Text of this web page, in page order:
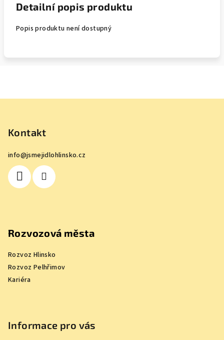
Detailní popis produktu
Popis produktu není dostupný
Kontakt
info@jsmejidlohlinsko.cz
Rozvozová města
Rozvoz Hlinsko
Rozvoz Pelhřimov
Kariéra
Informace pro vás